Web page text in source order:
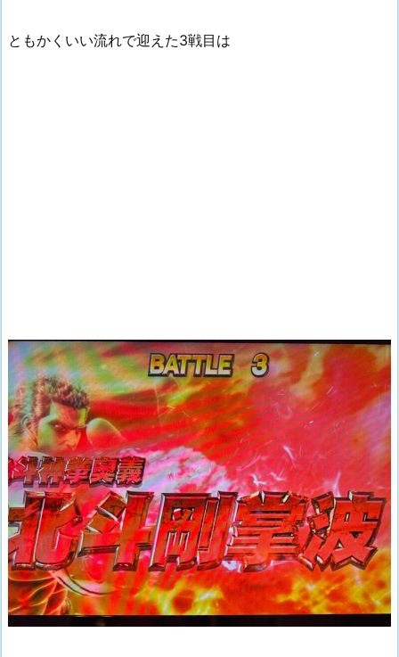
ともかくいい流れで迎えた3戦目は